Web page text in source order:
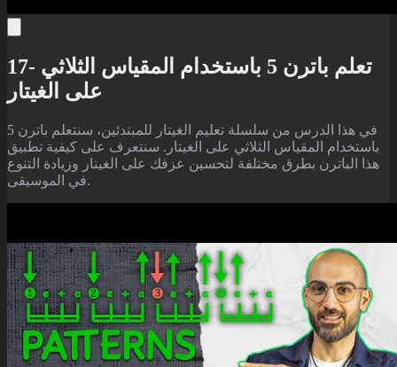
17- تعلم باترن 5 باستخدام المقياس الثلاثي
على الغيتار
في هذا الدرس من سلسلة تعليم الغيتار للمبتدئين، سنتعلم باترن 5
باستخدام المقياس الثلاثي على الغيتار. سنتعرف على كيفية تطبيق
هذا الباترن بطرق مختلفة لتحسين عزفك على الغيتار وزيادة التنوع
في الموسيقى.